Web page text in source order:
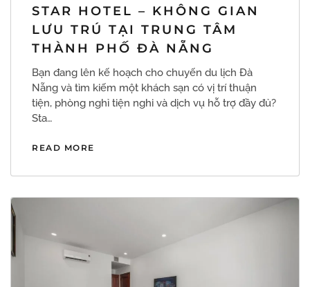
STAR HOTEL – KHÔNG GIAN
LƯU TRÚ TẠI TRUNG TÂM
THÀNH PHỐ ĐÀ NẴNG
Bạn đang lên kế hoạch cho chuyến du lịch Đà
Nẵng và tìm kiếm một khách sạn có vị trí thuận
tiện, phòng nghỉ tiện nghi và dịch vụ hỗ trợ đầy đủ?
Sta…
READ MORE